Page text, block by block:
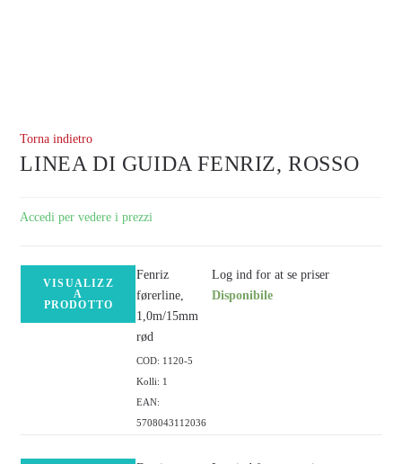
Torna indietro
LINEA DI GUIDA FENRIZ, ROSSO
Accedi per vedere i prezzi
VISUALIZZ
A
PRODOTTO
Fenriz
førerline,
1,0m/15mm
rød
COD: 1120-5
Kolli: 1
EAN:
5708043112036
Log ind for at se priser
Disponibile